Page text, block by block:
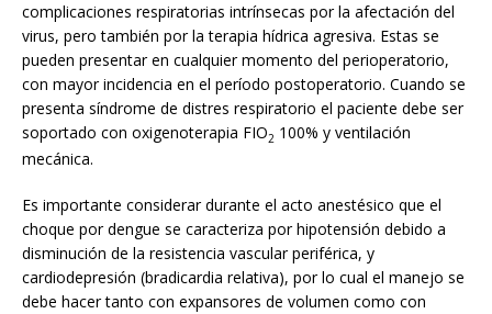
complicaciones respiratorias intrínsecas por la afectación del
virus, pero también por la terapia hídrica agresiva. Estas se
pueden presentar en cualquier momento del perioperatorio,
con mayor incidencia en el período postoperatorio. Cuando se
presenta síndrome de distres respiratorio el paciente debe ser
soportado con oxigenoterapia FIO2 100% y ventilación
mecánica.
Es importante considerar durante el acto anestésico que el
choque por dengue se caracteriza por hipotensión debido a
disminución de la resistencia vascular periférica, y
cardiodepresión (bradicardia relativa), por lo cual el manejo se
debe hacer tanto con expansores de volumen como con